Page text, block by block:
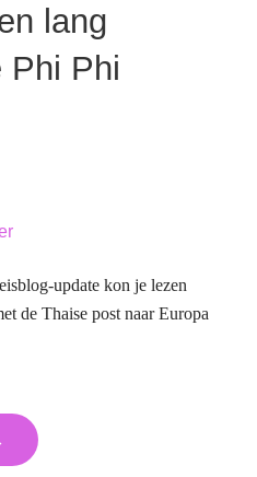
lang
Phi Phi
update kon je lezen
de Thaise post naar Europa